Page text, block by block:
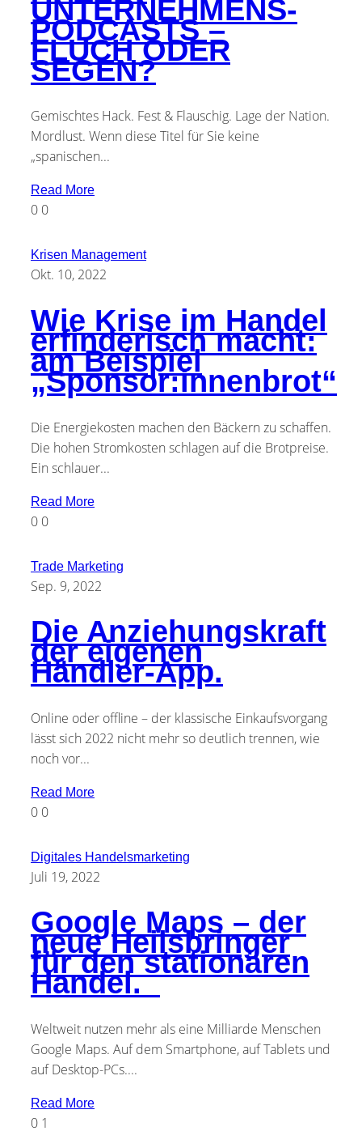
UNTERNEHMENS-
PODCASTS –
FLUCH ODER
SEGEN?
Gemischtes Hack. Fest & Flauschig. Lage der Nation.
Mordlust. Wenn diese Titel für Sie keine
„spanischen...
Read More
0 0
Krisen Management
Okt. 10, 2022
Wie Krise im Handel
erfinderisch macht:
am Beispiel
„Sponsor:innenbrot“
Die Energiekosten machen den Bäckern zu schaffen.
Die hohen Stromkosten schlagen auf die Brotpreise.
Ein schlauer...
Read More
0 0
Trade Marketing
Sep. 9, 2022
Die Anziehungskraft
der eigenen
Händler-App.
Online oder offline – der klassische Einkaufsvorgang
lässt sich 2022 nicht mehr so deutlich trennen, wie
noch vor...
Read More
0 0
Digitales Handelsmarketing
Juli 19, 2022
Google Maps – der
neue Heilsbringer
für den stationären
Handel.
Weltweit nutzen mehr als eine Milliarde Menschen
Google Maps. Auf dem Smartphone, auf Tablets und
auf Desktop-PCs....
Read More
0 1